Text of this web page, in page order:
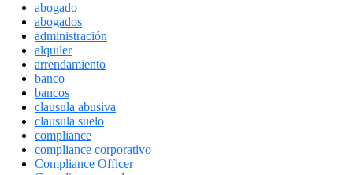
abogado
abogados
administración
alquiler
arrendamiento
banco
bancos
clausula abusiva
clausula suelo
compliance
compliance corporativo
Compliance Officer